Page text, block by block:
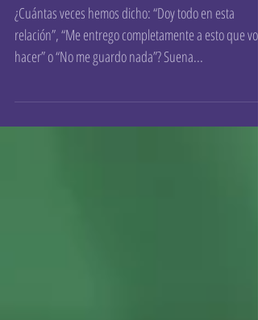
Desgasta?
¿Cuántas veces hemos dicho: “Doy todo en esta
relación”, “Me entrego completamente a esto que voy